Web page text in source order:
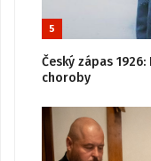
5
Český zápas
choroby